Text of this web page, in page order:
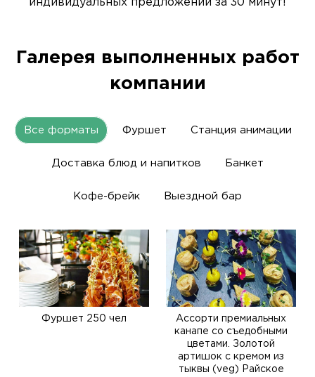
индивидуальных предложений за 30 минут!
Галерея выполненных работ
компании
Все форматы Фуршет Станция анимации
Доставка блюд и напитков Банкет
Кофе-брейк Выездной бар
Фуршет 250 чел
Ассорти премиальных
канапе со съедобными
цветами. Золотой
артишок с кремом из
тыквы (veg) Райское